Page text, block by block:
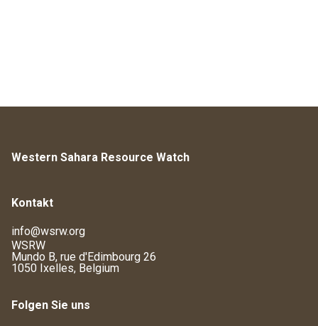
Western Sahara Resource Watch
Kontakt
info@wsrw.org
WSRW
Mundo B, rue d'Edimbourg 26
1050 Ixelles, Belgium
Folgen Sie uns